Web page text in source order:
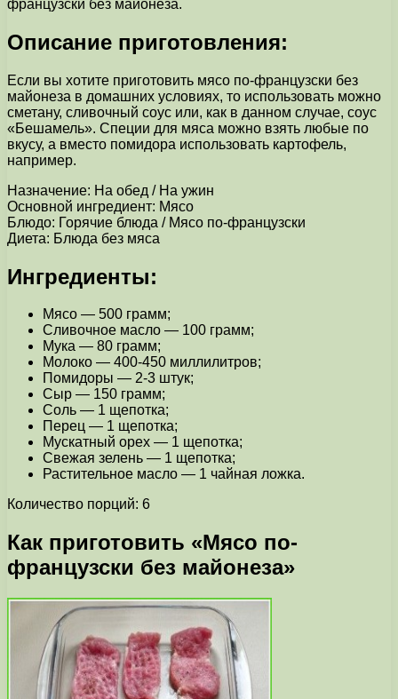
французски без майонеза.
Описание приготовления:
Если вы хотите приготовить мясо по-французски без
майонеза в домашних условиях, то использовать можно
сметану, сливочный соус или, как в данном случае, соус
«Бешамель». Специи для мяса можно взять любые по
вкусу, а вместо помидора использовать картофель,
например.
Назначение: На обед / На ужин
Основной ингредиент: Мясо
Блюдо: Горячие блюда / Мясо по-французски
Диета: Блюда без мяса
Ингредиенты:
Мясо — 500 грамм;
Сливочное масло — 100 грамм;
Мука — 80 грамм;
Молоко — 400-450 миллилитров;
Помидоры — 2-3 штук;
Сыр — 150 грамм;
Соль — 1 щепотка;
Перец — 1 щепотка;
Мускатный орех — 1 щепотка;
Свежая зелень — 1 щепотка;
Растительное масло — 1 чайная ложка.
Количество порций: 6
Как приготовить «Мясо по-
французски без майонеза»